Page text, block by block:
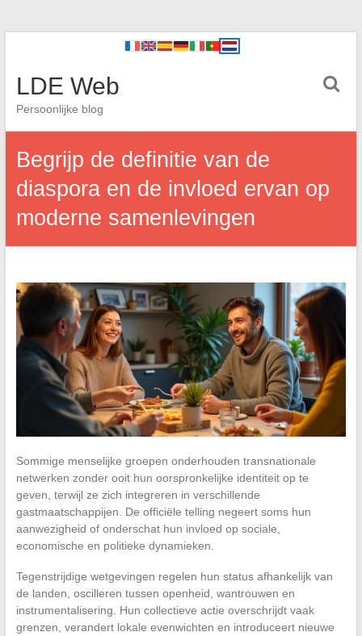
LDE Web
Persoonlijke blog
Begrijp de definitie van de
diaspora en de invloed ervan op
moderne samenlevingen
Sommige menselijke groepen onderhouden transnationale
netwerken zonder ooit hun oorspronkelijke identiteit op te
geven, terwijl ze zich integreren in verschillende
gastmaatschappijen. De officiële telling negeert soms hun
aanwezigheid of onderschat hun invloed op sociale,
economische en politieke dynamieken.
Tegenstrijdige wetgevingen regelen hun status afhankelijk van
de landen, oscilleren tussen openheid, wantrouwen en
instrumentalisering. Hun collectieve actie overschrijdt vaak
grenzen, verandert lokale evenwichten en introduceert nieuwe